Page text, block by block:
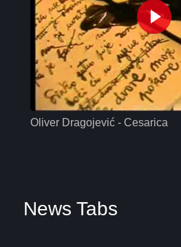
Oliver Dragojević - Cesarica
News Tabs